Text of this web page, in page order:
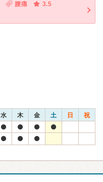
腰痛
3.5
水 木 金 土 日 祝